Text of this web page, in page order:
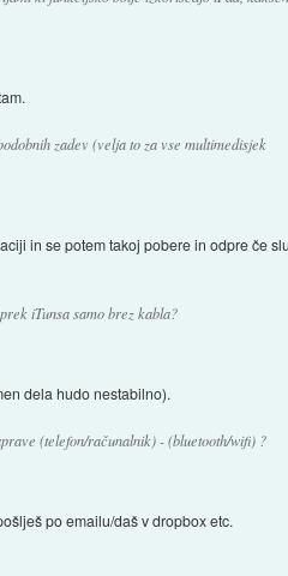
zadev (velja to za vse multimedisjek
in se potem takoj pobere in odpre če
iTunsa samo brez kabla?
dela hudo nestabilno).
(telefon/računalnik) - (bluetooth/wifi) ?
po emailu/daš v dropbox etc.